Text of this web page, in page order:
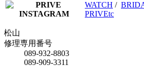
WATCH /
PRIVEtc
松山
修理専用番号
089-932-8803
089-909-3311